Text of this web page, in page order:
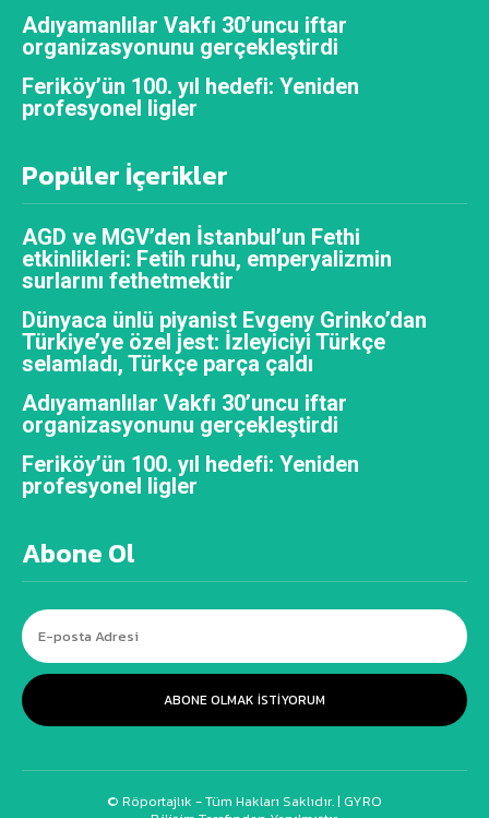
Adıyamanlılar Vakfı 30’uncu iftar
organizasyonunu gerçekleştirdi
Feriköy’ün 100. yıl hedefi: Yeniden
profesyonel ligler
Popüler İçerikler
AGD ve MGV’den İstanbul’un Fethi
etkinlikleri: Fetih ruhu, emperyalizmin
surlarını fethetmektir
Dünyaca ünlü piyanist Evgeny Grinko’dan
Türkiye’ye özel jest: İzleyiciyi Türkçe
selamladı, Türkçe parça çaldı
Adıyamanlılar Vakfı 30’uncu iftar
organizasyonunu gerçekleştirdi
Feriköy’ün 100. yıl hedefi: Yeniden
profesyonel ligler
Abone Ol
ABONE OLMAK ISTIYORUM
© Röportajlık - Tüm Hakları Saklıdır. | GYRO